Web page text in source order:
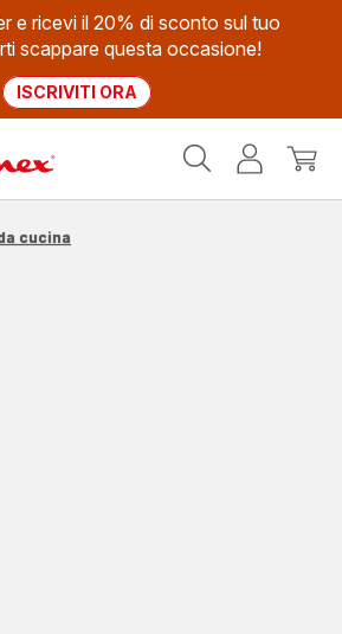
e ricevi il 20% di sconto sul tuo
scappare questa occasione!
ISCRIVITI ORA
Il
cucina